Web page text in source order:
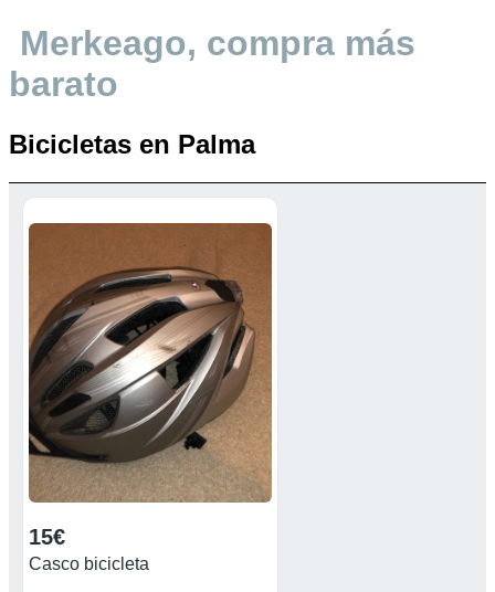
Merkeago, compra más
barato
Bicicletas en Palma
15€
Casco bicicleta